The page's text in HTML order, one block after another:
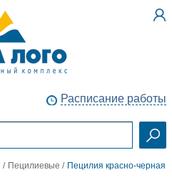
Расписание работы
/ Пецилиевые / Пецилия красно-черная